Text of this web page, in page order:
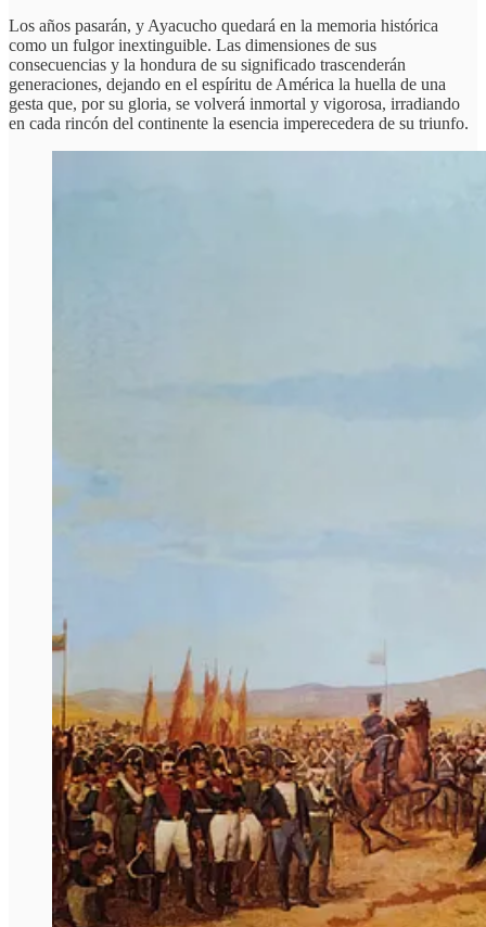
Los años pasarán, y Ayacucho quedará en la memoria histórica
como un fulgor inextinguible. Las dimensiones de sus
consecuencias y la hondura de su significado trascenderán
generaciones, dejando en el espíritu de América la huella de una
gesta que, por su gloria, se volverá inmortal y vigorosa, irradiando
en cada rincón del continente la esencia imperecedera de su triunfo.